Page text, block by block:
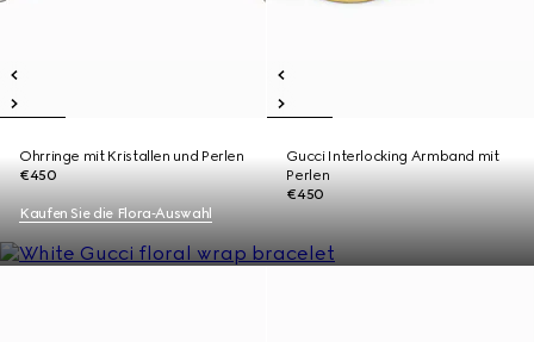
Ohrringe mit Kristallen und Perlen
€450
Gucci Interlocking Armband mit
Perlen
€450
Kaufen Sie die Flora‑Auswahl